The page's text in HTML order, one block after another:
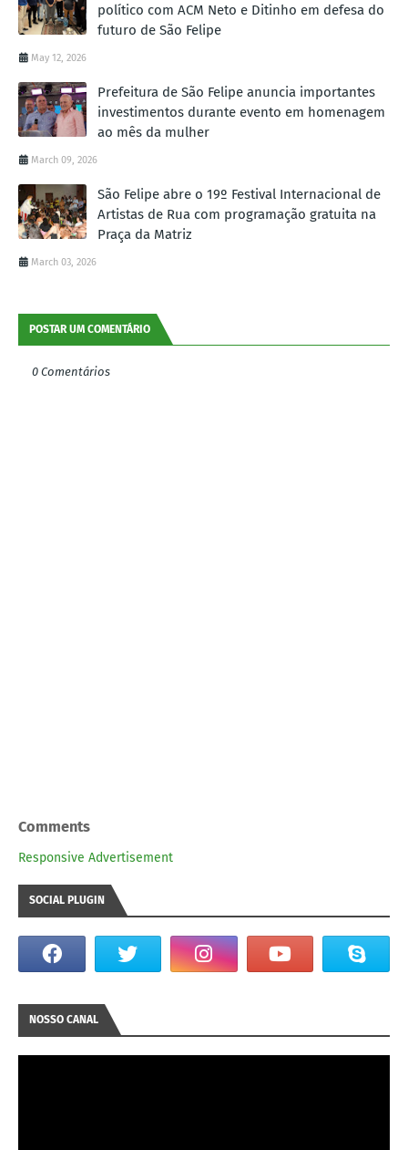
político com ACM Neto e Ditinho em defesa do
futuro de São Felipe
May 12, 2026
Prefeitura de São Felipe anuncia importantes
investimentos durante evento em homenagem
ao mês da mulher
March 09, 2026
São Felipe abre o 19º Festival Internacional de
Artistas de Rua com programação gratuita na
Praça da Matriz
March 03, 2026
POSTAR UM COMENTÁRIO
0 Comentários
Comments
Responsive Advertisement
SOCIAL PLUGIN
NOSSO CANAL